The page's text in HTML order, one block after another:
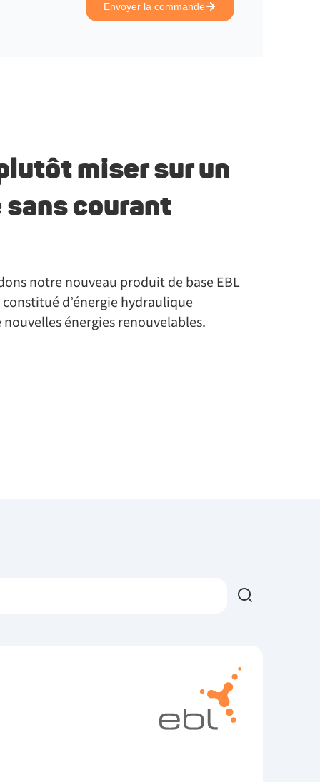
Envoyer la commande
miser sur un
courant
notre nouveau produit de base EBL
d’énergie hydraulique
énergies renouvelables.